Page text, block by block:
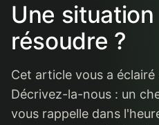
Une
résoudre ?
Cet article vous a
Décrivez-la-nous : un
vous rappelle dans